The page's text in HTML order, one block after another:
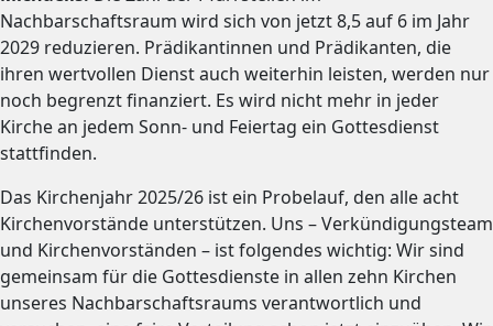
Nachbarschaftsraum wird sich von jetzt 8,5 auf 6 im Jahr
2029 reduzieren. Prädikantinnen und Prädikanten, die
ihren wertvollen Dienst auch weiterhin leisten, werden nur
noch begrenzt finanziert. Es wird nicht mehr in jeder
Kirche an jedem Sonn- und Feiertag ein Gottesdienst
stattfinden.
Das Kirchenjahr 2025/26 ist ein Probelauf, den alle acht
Kirchenvorstände unterstützen. Uns – Verkündigungsteam
und Kirchenvorständen – ist folgendes wichtig: Wir sind
gemeinsam für die Gottesdienste in allen zehn Kirchen
unseres Nachbarschaftsraums verantwortlich und